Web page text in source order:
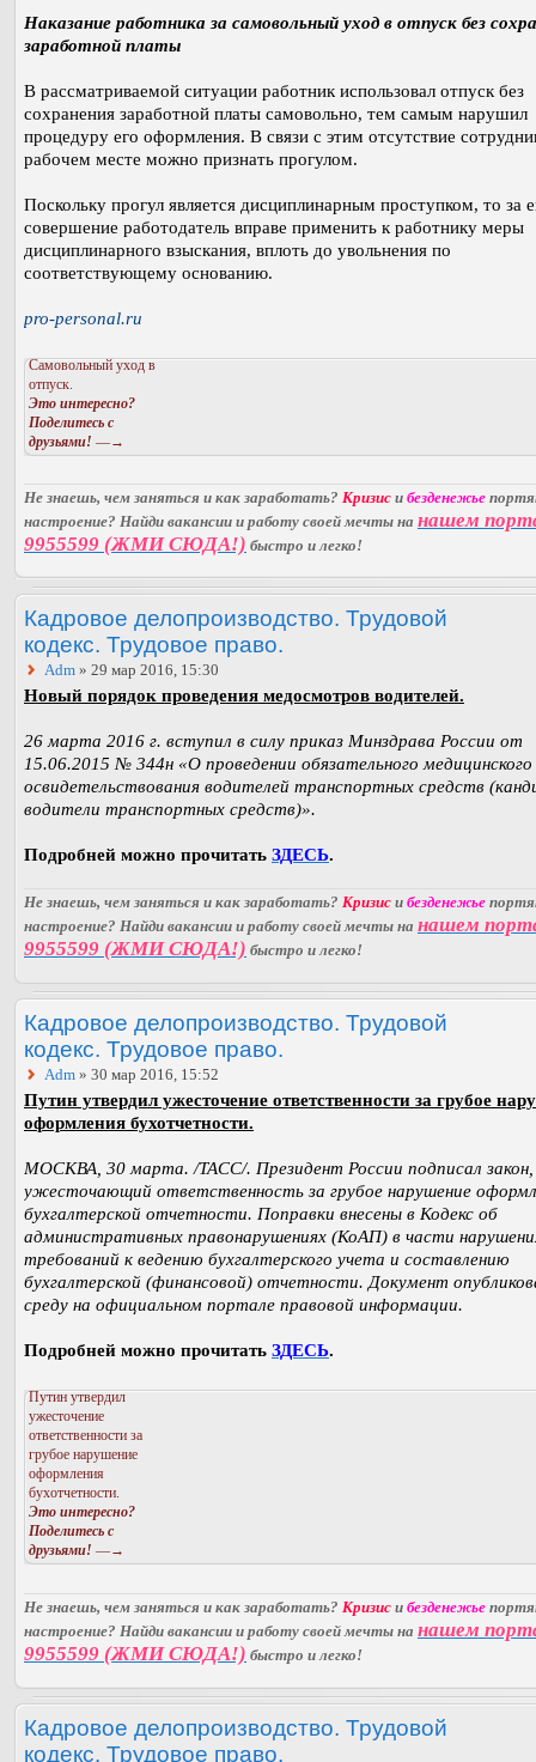
Наказание работника за самовольный уход в отпуск без
заработной платы
В рассматриваемой ситуации работник использовал отпуск без
сохранения заработной платы самовольно, тем самым нарушил
процедуру его оформления. В связи с этим отсутствие
рабочем месте можно признать прогулом.
Поскольку прогул является дисциплинарным проступком, то за
совершение работодатель вправе применить к работнику меры
дисциплинарного взыскания, вплоть до увольнения по
соответствующему основанию.
pro-personal.ru
Самовольный уход в
отпуск.
Это интересно?
Поделитесь с
друзьями! —→
Не знаешь, чем заняться и как заработать? Кризис и безденежье
настроение? Найди вакансии и работу своей мечты на нашем
9955599 (ЖМИ СЮДА!) быстро и легко!
Кадровое делопроизводство. Трудовой
кодекс. Трудовое право.
Adm » 29 мар 2016, 15:30
Новый порядок проведения медосмотров водителей.
26 марта 2016 г. вступил в силу приказ Минздрава России от
15.06.2015 № 344н «О проведении обязательного медицинского
освидетельствования водителей транспортных средств
водители транспортных средств)».
Подробней можно прочитать ЗДЕСЬ.
Не знаешь, чем заняться и как заработать? Кризис и безденежье
настроение? Найди вакансии и работу своей мечты на нашем
9955599 (ЖМИ СЮДА!) быстро и легко!
Кадровое делопроизводство. Трудовой
кодекс. Трудовое право.
Adm » 30 мар 2016, 15:52
Путин утвердил ужесточение ответственности за грубое
оформления бухотчетности.
МОСКВА, 30 марта. /ТАСС/. Президент России подписал закон,
ужесточающий ответственность за грубое нарушение
бухгалтерской отчетности. Поправки внесены в Кодекс об
административных правонарушениях (КоАП) в части
требований к ведению бухгалтерского учета и составлению
бухгалтерской (финансовой) отчетности. Документ
среду на официальном портале правовой информации.
Подробней можно прочитать ЗДЕСЬ.
Путин утвердил
ужесточение
ответственности за
грубое нарушение
оформления
бухотчетности.
Это интересно?
Поделитесь с
друзьями! —→
Не знаешь, чем заняться и как заработать? Кризис и безденежье
настроение? Найди вакансии и работу своей мечты на нашем
9955599 (ЖМИ СЮДА!) быстро и легко!
Кадровое делопроизводство. Трудовой
кодекс. Трудовое право.